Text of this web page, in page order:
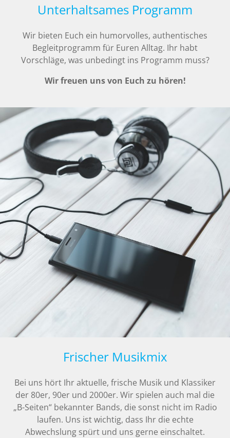
Unterhaltsames Programm
Wir bieten Euch ein humorvolles, authentisches
Begleitprogramm für Euren Alltag. Ihr habt
Vorschläge, was unbedingt ins Programm muss?
Wir freuen uns von Euch zu hören!
Frischer Musikmix
Bei uns hört Ihr aktuelle, frische Musik und Klassiker
der 80er, 90er und 2000er. Wir spielen auch mal die
„B-Seiten“ bekannter Bands, die sonst nicht im Radio
laufen. Uns ist wichtig, dass Ihr die echte
Abwechslung spürt und uns gerne einschaltet.